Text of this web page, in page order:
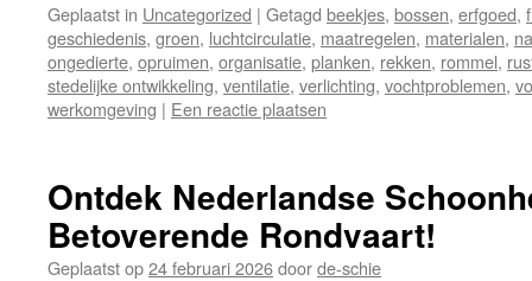
Geplaatst in Uncategorized | Getagd beekjes, bossen, erfgoed,
geschiedenis, groen, luchtcirculatie, maatregelen, materialen,
ongedierte, opruimen, organisatie, planken, rekken, rommel,
stedelijke ontwikkeling, ventilatie, verlichting, vochtproblemen,
werkomgeving | Een reactie plaatsen
Ontdek Nederlandse
Betoverende Rondvaart!
Geplaatst op24 februari 2026doorde-schie